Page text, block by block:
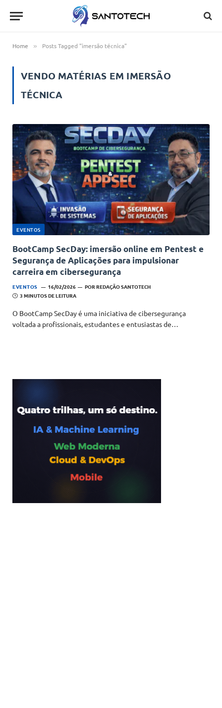
Home » Posts Tagged "imersão técnica"
VENDO MATÉRIAS EM IMERSÃO
TÉCNICA
EVENTOS
BootCamp SecDay: imersão online em Pentest e
Segurança de Aplicações para impulsionar
carreira em cibersegurança
EVENTOS 16/02/2026 POR REDAÇÃO SANTOTECH
3 MINUTOS DE LEITURA
O BootCamp SecDay é uma iniciativa de cibersegurança
voltada a profissionais, estudantes e entusiastas de…